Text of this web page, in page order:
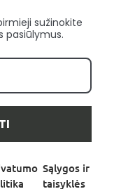
sužinokite
pasiūlymus.
Sąlygos ir
taisyklės